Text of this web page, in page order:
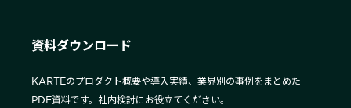
資料ダウンロード
KARTEのプロダクト概要や導入実績、業界別の事例をまとめた
PDF資料です。社内検討にお役立てください。